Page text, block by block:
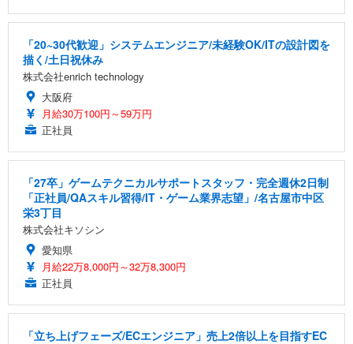
「20~30代歓迎」システムエンジニア/未経験OK/ITの設計図を
描く/土日祝休み
株式会社enrich technology
大阪府
月給30万100円～59万円
正社員
「27卒」ゲームテクニカルサポートスタッフ・完全週休2日制
「正社員/QAスキル習得/IT・ゲーム業界志望」/名古屋市中区
栄3丁目
株式会社キソシン
愛知県
月給22万8,000円～32万8,300円
正社員
「立ち上げフェーズ/ECエンジニア」売上2倍以上を目指すEC